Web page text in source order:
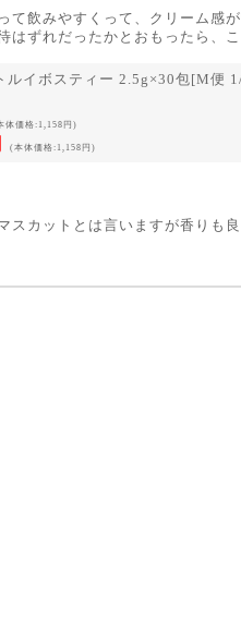
て飲みやすくって、クリーム感
はずれだったかとおもったら、
ルイボスティー 2.5g×30包[M便
体価格:1,158円)
(本体価格:1,158円)
スカットとは言いますが香りも